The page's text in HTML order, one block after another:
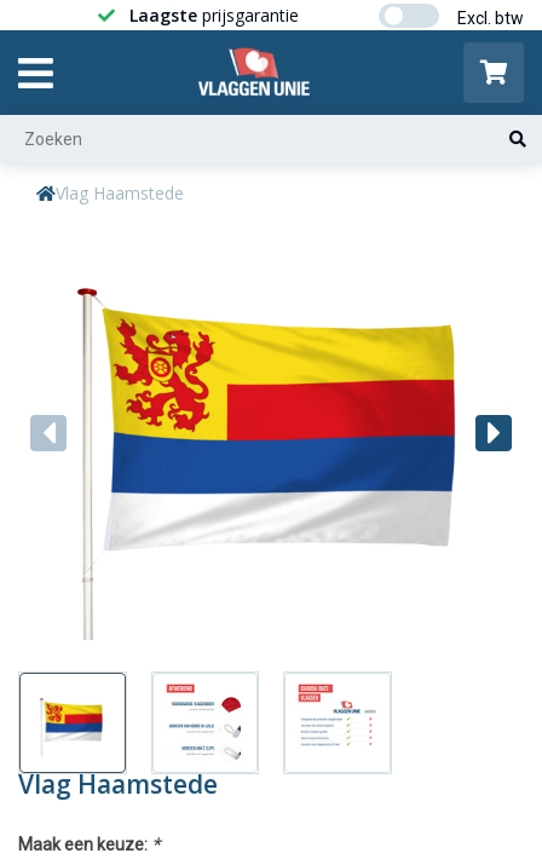
Laagste prijsgarantie Gratis
Vlag Haamstede
Vlag Haamstede
Maak een keuze: *